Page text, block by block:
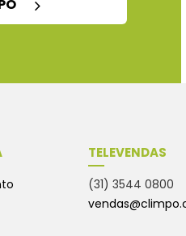
TELEVENDAS
(31) 3544 0800